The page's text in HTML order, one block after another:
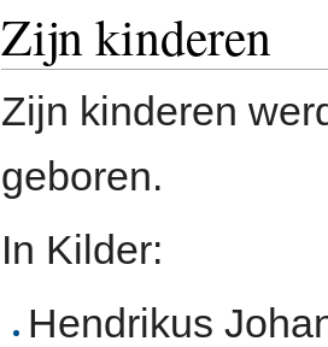
Zijn kinderen
Zijn kinderen
geboren.
In Kilder:
Hendrikus